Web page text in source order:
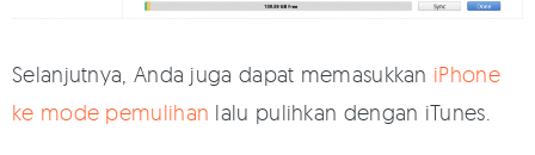
Selanjutnya, Anda juga dapat memasukkan iPhone
ke mode pemulihan lalu pulihkan dengan iTunes.